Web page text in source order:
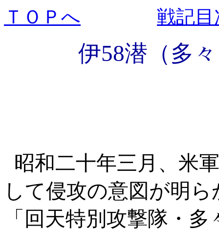
ＴＯＰへ 戦記
伊58潜（多
昭和二十年三月、米
して侵攻の意図が明
「回天特別攻撃隊・